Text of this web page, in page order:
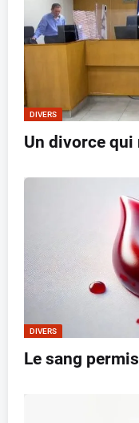
DIVERS
Un divorce qui
DIVERS
Le sang permis